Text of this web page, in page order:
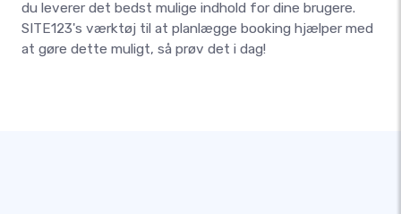
du leverer det bedst mulige indhold for dine brugere.
SITE123's værktøj til at planlægge booking hjælper med
at gøre dette muligt, så prøv det i dag!